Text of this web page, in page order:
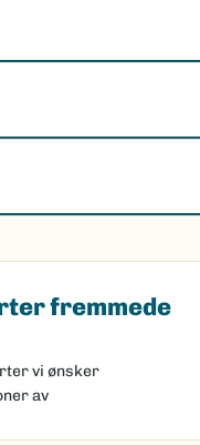
fremmede
vi ønsker
av
arter